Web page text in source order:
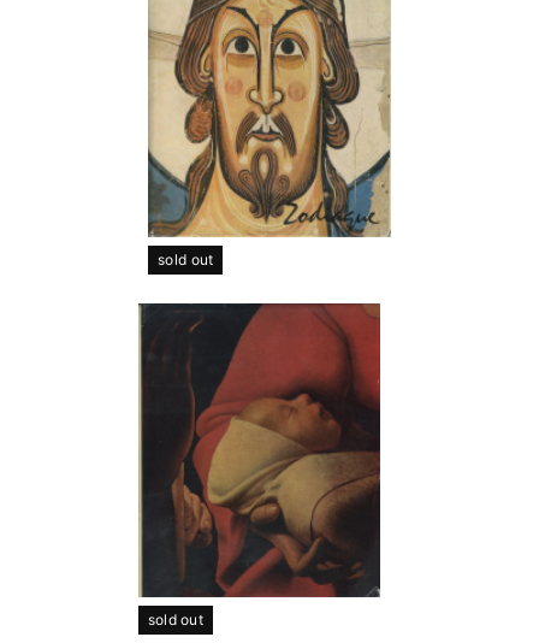
sold out
sold out